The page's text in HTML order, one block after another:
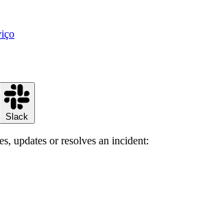
Slack
updates or resolves an incident: